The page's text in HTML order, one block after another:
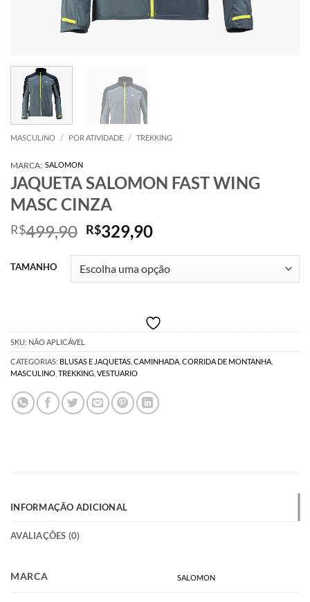
MASCULINO / POR ATIVIDADE / TREKKING
MARCA: SALOMON
JAQUETA SALOMON FAST WING
MASC CINZA
R$499,90 O
original
era:
R$329,90O
atual
é:
TAMANHO
SKU: NÃO APLICÁVEL
CATEGORIAS: BLUSAS E JAQUETAS CAMINHADA CORRIDA DE MONTANHA
MASCULINO TREKKING VESTUARIO
INFORMAÇÃO ADICIONAL
AVALIAÇÕES (0)
MARCA SALOMON